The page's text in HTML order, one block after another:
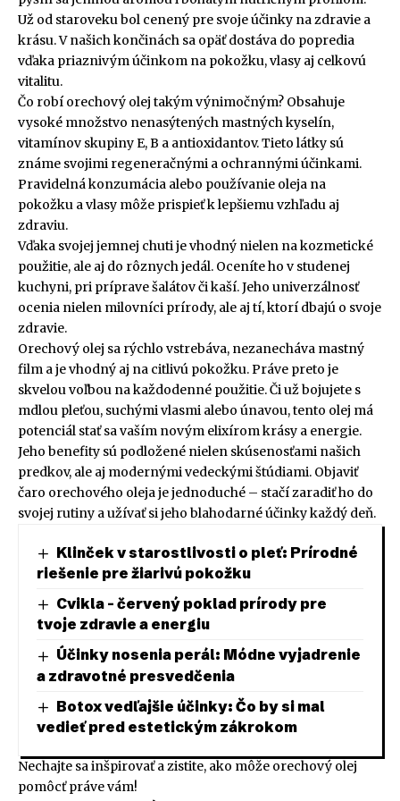
Už od staroveku bol cenený pre svoje účinky na zdravie a
krásu. V našich končinách sa opäť dostáva do popredia
vďaka priaznivým účinkom na pokožku, vlasy aj celkovú
vitalitu.
Čo robí orechový olej takým výnimočným? Obsahuje
vysoké množstvo nenasýtených mastných kyselín,
vitamínov skupiny E, B a antioxidantov. Tieto látky sú
známe svojimi regeneračnými a ochrannými účinkami.
Pravidelná konzumácia alebo používanie oleja na
pokožku a vlasy môže prispieť k lepšiemu vzhľadu aj
zdraviu.
Vďaka svojej jemnej chuti je vhodný nielen na kozmetické
použitie, ale aj do rôznych jedál. Oceníte ho v studenej
kuchyni, pri príprave šalátov či kaší. Jeho univerzálnosť
ocenia nielen milovníci prírody, ale aj tí, ktorí dbajú o svoje
zdravie.
Orechový olej sa rýchlo vstrebáva, nezanecháva mastný
film a je vhodný aj na citlivú pokožku. Práve preto je
skvelou voľbou na každodenné použitie. Či už bojujete s
mdlou pleťou, suchými vlasmi alebo únavou, tento olej má
potenciál stať sa vaším novým elixírom krásy a energie.
Jeho benefity sú podložené nielen skúsenosťami našich
predkov, ale aj modernými vedeckými štúdiami. Objaviť
čaro orechového oleja je jednoduché – stačí zaradiť ho do
svojej rutiny a užívať si jeho blahodarné účinky každý deň.
Klinček v starostlivosti o pleť: Prírodné
riešenie pre žiarivú pokožku
Cvikla – červený poklad prírody pre
tvoje zdravie a energiu
Účinky nosenia perál: Módne vyjadrenie
a zdravotné presvedčenia
Botox vedľajšie účinky: Čo by si mal
vedieť pred estetickým zákrokom
Nechajte sa inšpirovať a zistite, ako môže orechový olej
pomôcť práve vám!